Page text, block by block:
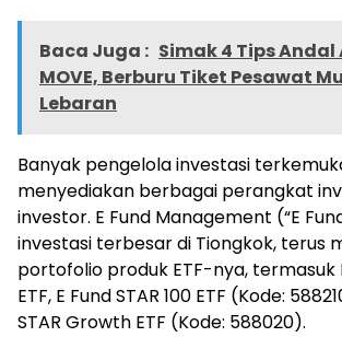
Baca Juga : Simak 4 Tips Andal
MOVE, Berburu Tiket Pesawat
Lebaran
Banyak pengelola investasi
menyediakan berbagai perangkat
investor. E Fund Management (“E
investasi terbesar di Tiongkok, terus
portofolio produk ETF-nya, termasuk
ETF, E Fund STAR 100 ETF (Kode:
STAR Growth ETF (Kode: 588020).